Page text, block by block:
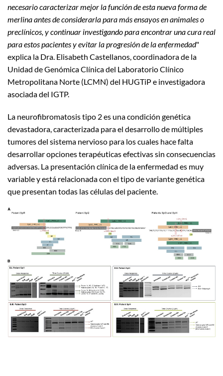
necesario caracterizar mejor la función de esta nueva forma de
merlina antes de considerarla para más ensayos en animales o
preclínicos, y continuar investigando para encontrar una cura real
para estos pacientes y evitar la progresión de la enfermedad"
explica la Dra. Elisabeth Castellanos, coordinadora de la
Unidad de Genómica Clínica del Laboratorio Clínico
Metropolitana Norte (LCMN) del HUGTiP e investigadora
asociada del IGTP.
La neurofibromatosis tipo 2 es una condición genética
devastadora, caracterizada para el desarrollo de múltiples
tumores del sistema nervioso para los cuales hace falta
desarrollar opciones terapéuticas efectivas sin consecuencias
adversas. La presentación clínica de la enfermedad es muy
variable y está relacionada con el tipo de variante genética
que presentan todas las células del paciente.